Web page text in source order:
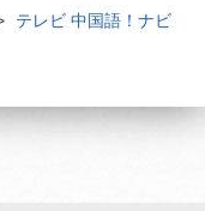
テレビ 中国語！ナビ